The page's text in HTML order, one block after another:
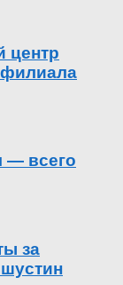
центр
филиала
— всего
за